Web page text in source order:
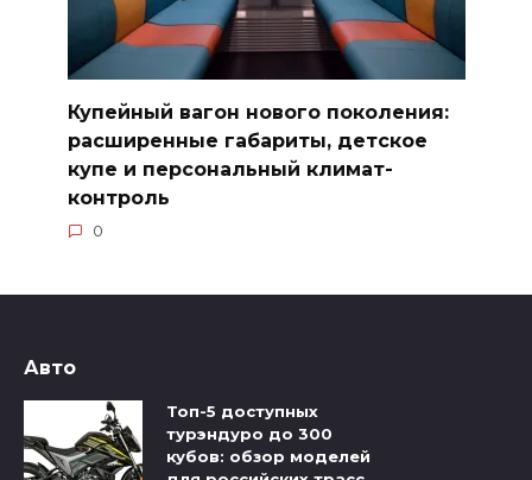
Купейный вагон нового поколения:
расширенные габариты, детское
купе и персональный климат-
контроль
0
Авто
Топ-5 доступных
турэндуро до 300
кубов: обзор моделей